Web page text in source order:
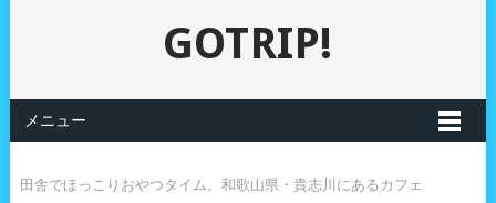
GOTRIP!
メニュー
田舎でほっこりおやつタイム。和歌山県・貴志川にあるカフェ